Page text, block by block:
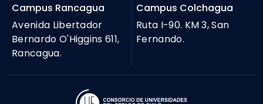
Campus Rancagua
Avenida Libertador
Bernardo O'Higgins 611,
Rancagua.
Campus Colchagua
Ruta I-90. KM 3, San
Fernando.